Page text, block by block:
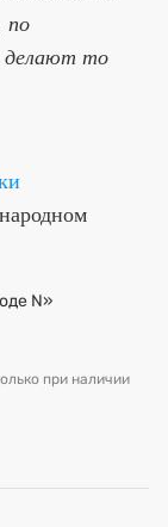
по
делают то
N»
при наличии